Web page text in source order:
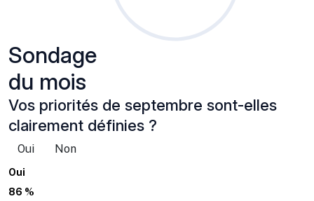
Sondage
du mois
Vos priorités de septembre sont-elles
clairement définies ?
Oui Non
Oui
86 %